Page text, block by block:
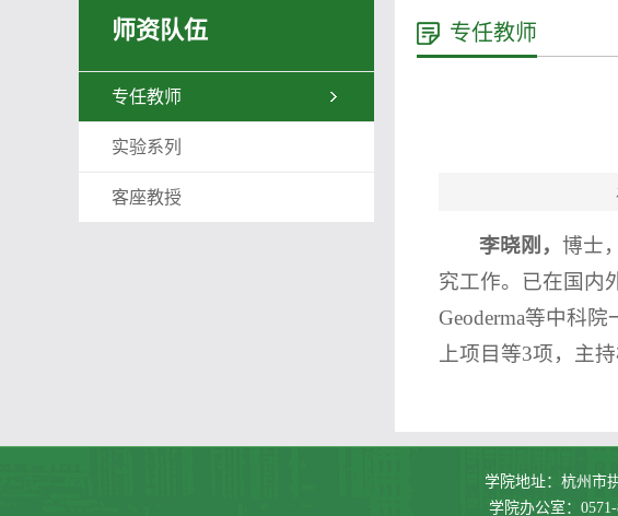
师资队伍
专任教师
实验系列
客座教授
专任教师
李晓刚，博士
究工作。已在国内
Geoderma等中科
上项目等3项，主
学院地址：杭州市
学院办公室：0571-